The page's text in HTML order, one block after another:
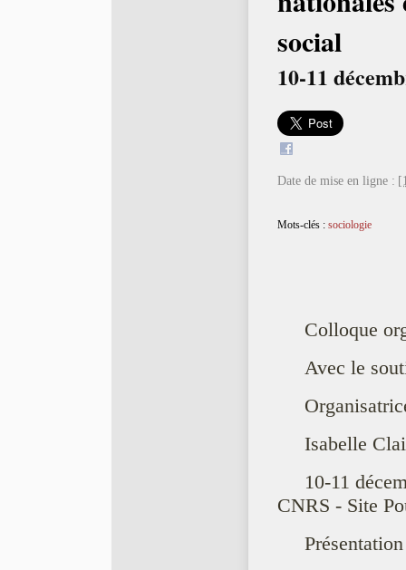
social
10-11
Date de mise en ligne :
Mots-clés : sociologie
Colloque
Avec le
Isabelle
10-11
CNRS - Site